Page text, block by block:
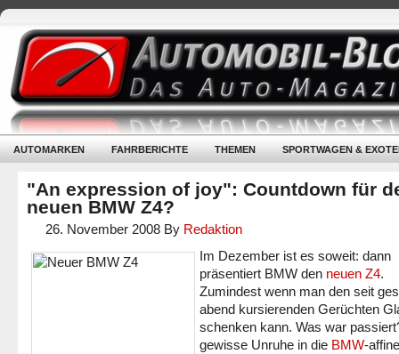
AUTOMARKEN FAHRBERICHTE THEMEN SPORTWAGEN &
"An expression of joy": Countdown für
neuen BMW Z4?
26. November 2008 By Redaktion
Im Dezember ist es soweit: dann
präsentiert BMW den neuen Z4.
Zumindest wenn man den seit
abend kursierenden Gerüchten
schenken kann. Was war
gewisse Unruhe in die BMW-affine